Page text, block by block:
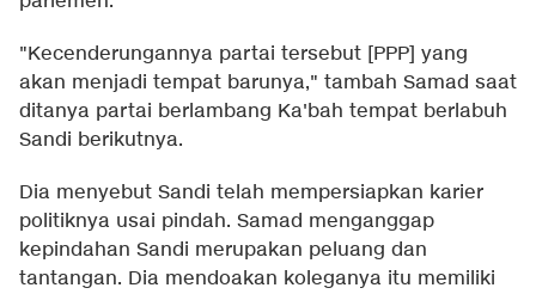
"Kecenderungannya partai tersebut [PPP] yang
akan menjadi tempat barunya," tambah Samad saat
ditanya partai berlambang Ka'bah tempat berlabuh
Sandi berikutnya.
Dia menyebut Sandi telah mempersiapkan karier
politiknya usai pindah. Samad menganggap
kepindahan Sandi merupakan peluang dan
tantangan. Dia mendoakan koleganya itu memiliki